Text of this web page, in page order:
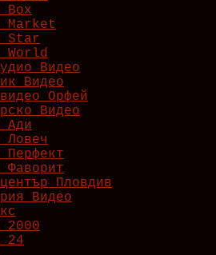
Box
Market
Star
World
Видео
Видео
Орфей
Видео
Ади
Ловеч
Перфект
Фаворит
Пловдив
Видео
2000
24